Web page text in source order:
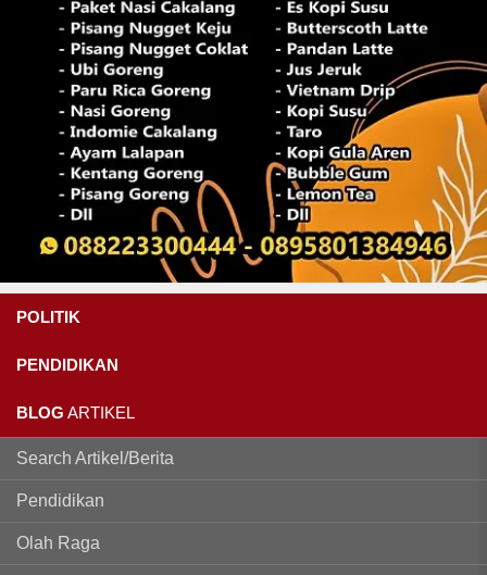
POLITIK
PENDIDIKAN
BLOG ARTIKEL
Search Artikel/Berita
Pendidikan
Olah Raga